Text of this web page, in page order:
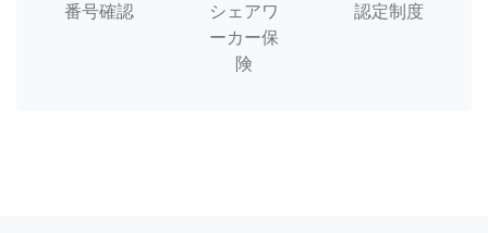
番号確認
シェアワ
ーカー保
険
認定制度